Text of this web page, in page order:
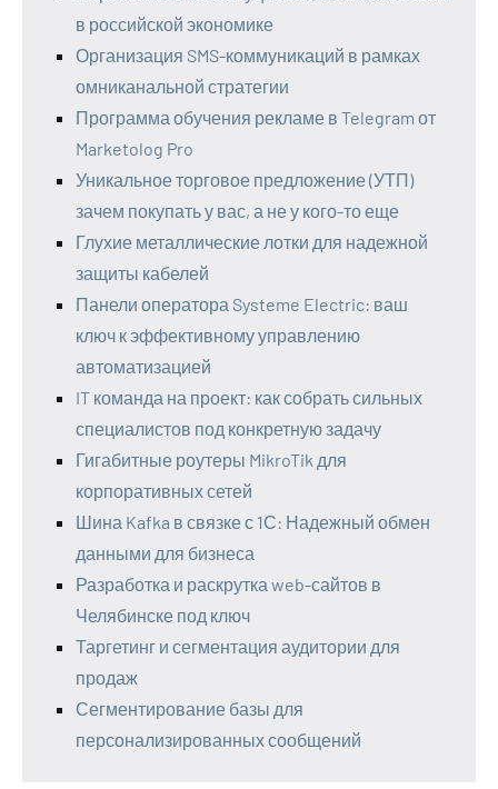
в российской экономике
Организация SMS-коммуникаций в рамках
омниканальной стратегии
Программа обучения рекламе в Telegram от
Marketolog Pro
Уникальное торговое предложение (УТП)
зачем покупать у вас, а не у кого-то еще
Глухие металлические лотки для надежной
защиты кабелей
Панели оператора Systeme Electric: ваш
ключ к эффективному управлению
автоматизацией
IT команда на проект: как собрать сильных
специалистов под конкретную задачу
Гигабитные роутеры MikroTik для
корпоративных сетей
Шина Kafka в связке с 1С: Надежный обмен
данными для бизнеса
Разработка и раскрутка web-сайтов в
Челябинске под ключ
Таргетинг и сегментация аудитории для
продаж
Сегментирование базы для
персонализированных сообщений